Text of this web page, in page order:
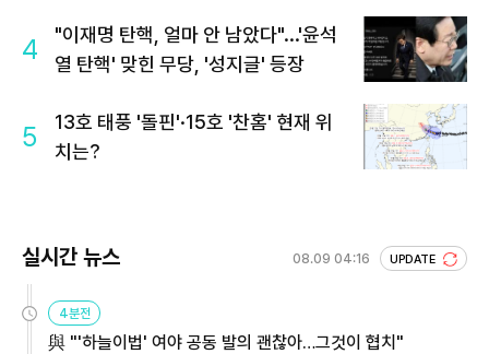
4
"이재명 탄핵, 얼마 안 남았다"...'윤석
열 탄핵' 맞힌 무당, '성지글' 등장
5
13호 태풍 '돌핀'·15호 '찬홈' 현재 위
치는?
실시간 뉴스 08.09 04:16 UPDATE
4분전
與 "'하늘이법' 여야 공동 발의 괜찮아…그것이 협치"